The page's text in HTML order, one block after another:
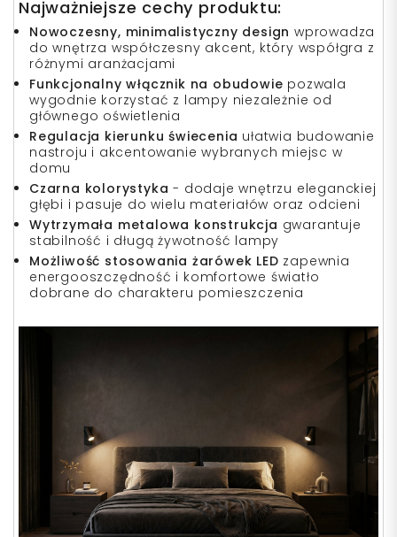
Najważniejsze cechy produktu:
Nowoczesny, minimalistyczny design wprowadza
do wnętrza współczesny akcent, który współgra z
różnymi aranżacjami
Funkcjonalny włącznik na obudowie pozwala
wygodnie korzystać z lampy niezależnie od
głównego oświetlenia
Regulacja kierunku świecenia ułatwia budowanie
nastroju i akcentowanie wybranych miejsc w
domu
Czarna kolorystyka - dodaje wnętrzu eleganckiej
głębi i pasuje do wielu materiałów oraz odcieni
Wytrzymała metalowa konstrukcja gwarantuje
stabilność i długą żywotność lampy
Możliwość stosowania żarówek LED zapewnia
energooszczędność i komfortowe światło
dobrane do charakteru pomieszczenia